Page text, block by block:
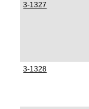
3-1327
3-1328